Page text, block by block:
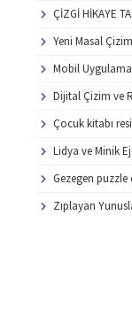
ÇİZGİ HİKAYE
Yeni Masal
Mobil
Dijital Çizim ve
Çocuk kitabı
Lidya ve Minik
Gezegen
Zıplayan